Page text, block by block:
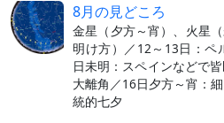
8月の見どころ
金星（夕方～宵）、火星
明け方）／12～13日：ペ
日未明：スペインなどで
大離角／16日夕方～宵：
統的七夕